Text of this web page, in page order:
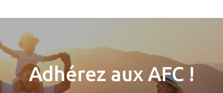
Adhérez aux AFC !